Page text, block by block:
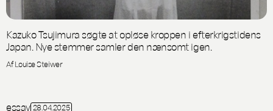
Kazuko Tsujimura søgte at opløse kroppen i efterkrigstidens
Japan. Nye stemmer samler den nænsomt igen.
Af Louise Steiwer
essay 28.04.2025